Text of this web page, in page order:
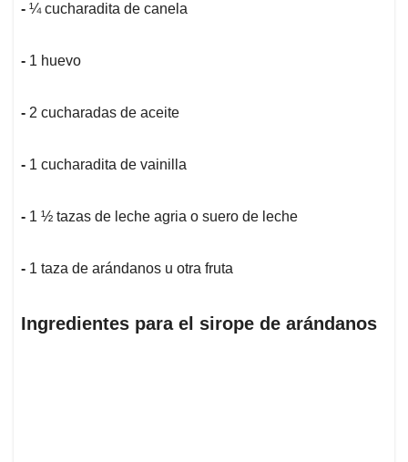
- ¼ cucharadita de canela
- 1 huevo
- 2 cucharadas de aceite
- 1 cucharadita de vainilla
- 1 ½ tazas de leche agria o suero de leche
- 1 taza de arándanos u otra fruta
Ingredientes para el sirope de arándanos